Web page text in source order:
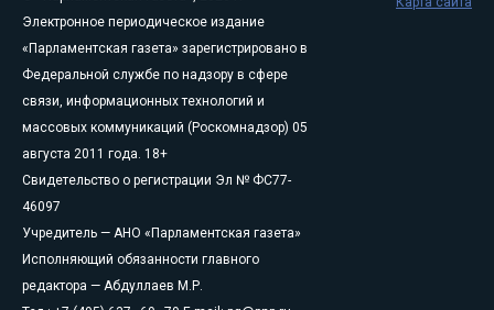
Электронное периодическое издание
«Парламентская газета» зарегистрировано в
Федеральной службе по надзору в сфере
связи, информационных технологий и
массовых коммуникаций (Роскомнадзор) 05
августа 2011 года. 18+
Свидетельство о регистрации Эл № ФС77-
46097
Учредитель — АНО «Парламентская газета»
Исполняющий обязанности главного
редактора — Абдуллаев М.Р.